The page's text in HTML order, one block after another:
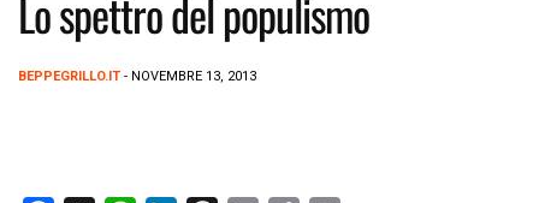
Lo spettro del populismo
BEPPEGRILLO.IT - NOVEMBRE 13, 2013